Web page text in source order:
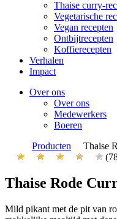
Thaise curry-
Vegetarische
Vegan recepten
Ontbijtrecepten
Koffierecepten
Verhalen
Impact
Over ons
Over ons
Medewerkers
Boeren
Producten
Thaise
Thaise Rode
Mild pikant met de pit van